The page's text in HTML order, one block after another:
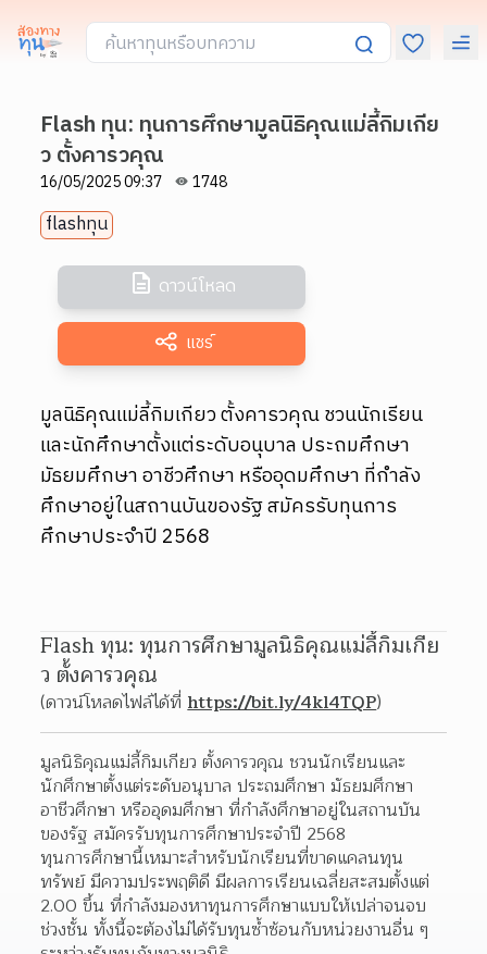
Flash ทุน: ทุนการศึกษามูลนิธิคุณแม่ลี้กิมเกีย
ว ตั้งคารวคุณ
16/05/2025 09:37 1748
flashทุน
ดาวน์โหลด
แชร์
มูลนิธิคุณแม่ลี้กิมเกียว ตั้งคารวคุณ ชวนนักเรียน
และนักศึกษาตั้งแต่ระดับอนุบาล ประถมศึกษา
มัธยมศึกษา อาชีวศึกษา หรืออุดมศึกษา ที่กำลัง
ศึกษาอยู่ในสถานบันของรัฐ สมัครรับทุนการ
ศึกษาประจำปี 2568
Flash ทุน: ทุนการศึกษามูลนิธิคุณแม่ลี้กิมเกีย
ว ตั้งคารวคุณ
(ดาวน์โหลดไฟล์ได้ที่ https://bit.ly/4kl4TQP)
มูลนิธิคุณแม่ลี้กิมเกียว ตั้งคารวคุณ ชวนนักเรียนและ
นักศึกษาตั้งแต่ระดับอนุบาล ประถมศึกษา มัธยมศึกษา
อาชีวศึกษา หรืออุดมศึกษา ที่กำลังศึกษาอยู่ในสถานบัน
ของรัฐ สมัครรับทุนการศึกษาประจำปี 2568
ทุนการศึกษานี้เหมาะสำหรับนักเรียนที่ขาดแคลนทุน
ทรัพย์ มีความประพฤติดี มีผลการเรียนเฉลี่ยสะสมตั้งแต่
2.00 ขึ้น ที่กำลังมองหาทุนการศึกษาแบบให้เปล่าจนจบ
ช่วงชั้น ทั้งนี้จะต้องไม่ได้รับทุนซ้ำซ้อนกับหน่วยงานอื่น ๆ